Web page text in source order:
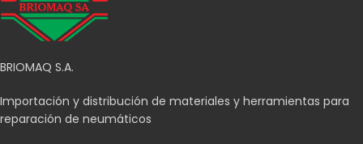
BRIOMAQ S.A.
Importación y distribución de materiales y herramientas para
reparación de neumáticos